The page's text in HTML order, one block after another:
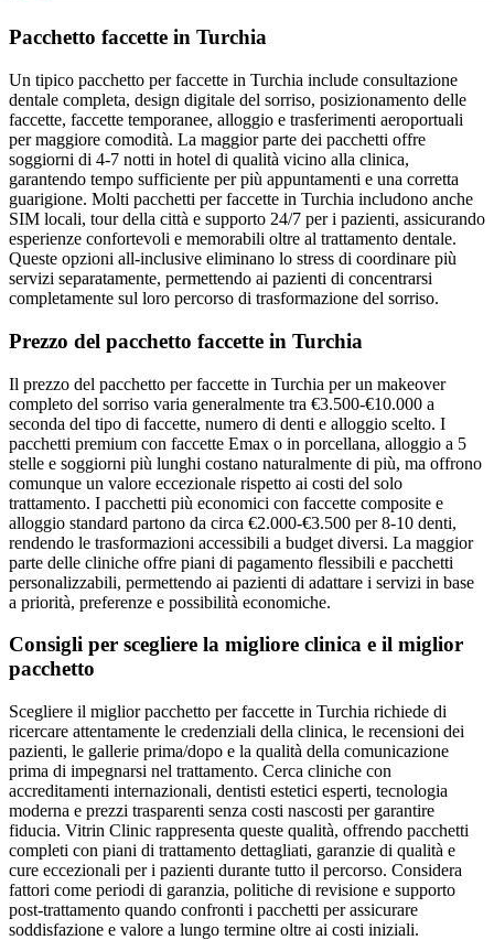
Pacchetto faccette in Turchia
Un tipico pacchetto per faccette in Turchia include consultazione
dentale completa, design digitale del sorriso, posizionamento delle
faccette, faccette temporanee, alloggio e trasferimenti aeroportuali
per maggiore comodità. La maggior parte dei pacchetti offre
soggiorni di 4-7 notti in hotel di qualità vicino alla clinica,
garantendo tempo sufficiente per più appuntamenti e una corretta
guarigione. Molti pacchetti per faccette in Turchia includono anche
SIM locali, tour della città e supporto 24/7 per i pazienti, assicurando
esperienze confortevoli e memorabili oltre al trattamento dentale.
Queste opzioni all-inclusive eliminano lo stress di coordinare più
servizi separatamente, permettendo ai pazienti di concentrarsi
completamente sul loro percorso di trasformazione del sorriso.
Prezzo del pacchetto faccette in Turchia
Il prezzo del pacchetto per faccette in Turchia per un makeover
completo del sorriso varia generalmente tra €3.500-€10.000 a
seconda del tipo di faccette, numero di denti e alloggio scelto. I
pacchetti premium con faccette Emax o in porcellana, alloggio a 5
stelle e soggiorni più lunghi costano naturalmente di più, ma offrono
comunque un valore eccezionale rispetto ai costi del solo
trattamento. I pacchetti più economici con faccette composite e
alloggio standard partono da circa €2.000-€3.500 per 8-10 denti,
rendendo le trasformazioni accessibili a budget diversi. La maggior
parte delle cliniche offre piani di pagamento flessibili e pacchetti
personalizzabili, permettendo ai pazienti di adattare i servizi in base
a priorità, preferenze e possibilità economiche.
Consigli per scegliere la migliore clinica e il miglior
pacchetto
Scegliere il miglior pacchetto per faccette in Turchia richiede di
ricercare attentamente le credenziali della clinica, le recensioni dei
pazienti, le gallerie prima/dopo e la qualità della comunicazione
prima di impegnarsi nel trattamento. Cerca cliniche con
accreditamenti internazionali, dentisti estetici esperti, tecnologia
moderna e prezzi trasparenti senza costi nascosti per garantire
fiducia. Vitrin Clinic rappresenta queste qualità, offrendo pacchetti
completi con piani di trattamento dettagliati, garanzie di qualità e
cure eccezionali per i pazienti durante tutto il percorso. Considera
fattori come periodi di garanzia, politiche di revisione e supporto
post-trattamento quando confronti i pacchetti per assicurare
soddisfazione e valore a lungo termine oltre ai costi iniziali.